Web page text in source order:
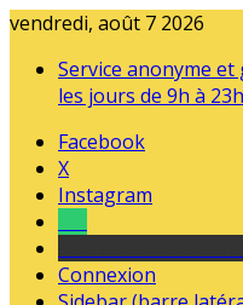
vendredi, août 7 2026
Service anonyme
les jours de 9h à 23h
Facebook
X
Instagram
Connexion